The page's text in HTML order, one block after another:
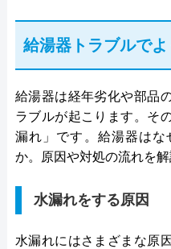
給湯器トラブルで
給湯器は経年劣化や部品
ラブルが起こります。そ
漏れ」です。給湯器はな
か。原因や対処の流れを解
水漏れをする原因
水漏れにはさまざまな原